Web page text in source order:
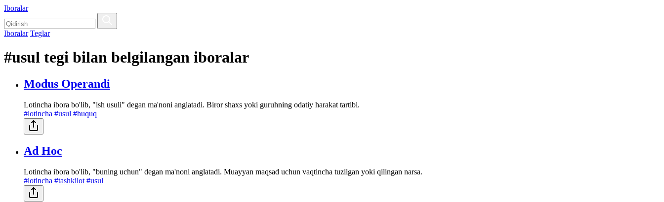
Iboralar
Iboralar Teglar
#usul tegi bilan belgilangan iboralar
Modus Operandi
Lotincha ibora bo'lib, "ish usuli" degan ma'noni anglatadi. Biror shaxs yoki guruhning odatiy harakat tartibi.
#lotincha #usul #huquq
Ad Hoc
Lotincha ibora bo'lib, "buning uchun" degan ma'noni anglatadi. Muayyan maqsad uchun vaqtincha tuzilgan yoki qilingan narsa.
#lotincha #tashkilot #usul